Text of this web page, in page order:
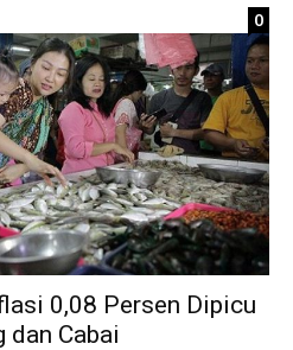
0
0,08 Persen Dipicu
dan Cabai